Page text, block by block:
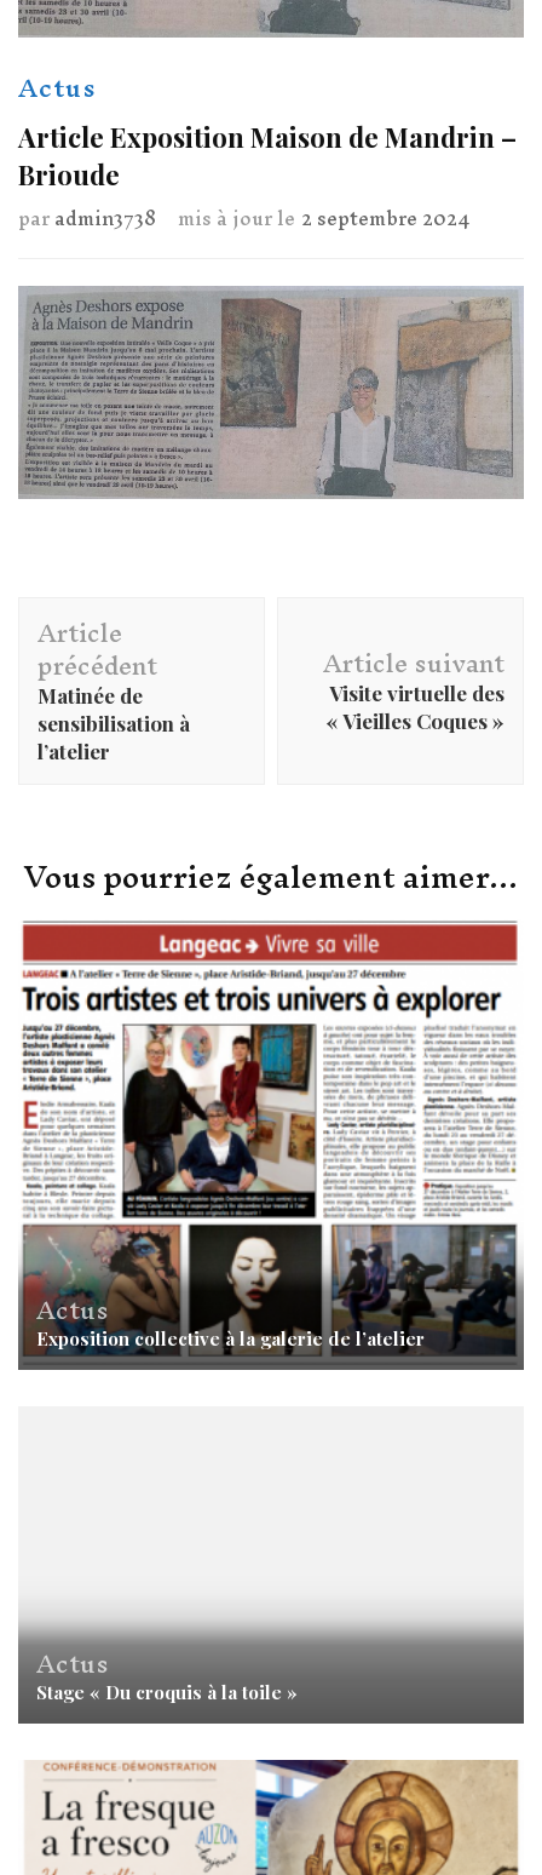
Actus
Article Exposition Maison de Mandrin –
Brioude
paradmin3738 mis à jour le2 septembre 2024
Navigation
d'article
Article
précédent
Matinée de
sensibilisation à
l’atelier
Article suivant
Visite virtuelle des
« Vieilles Coques »
Vous pourriez également aimer...
Actus
Exposition collective à la galerie de l’atelier
Actus
Stage « Du croquis à la toile »